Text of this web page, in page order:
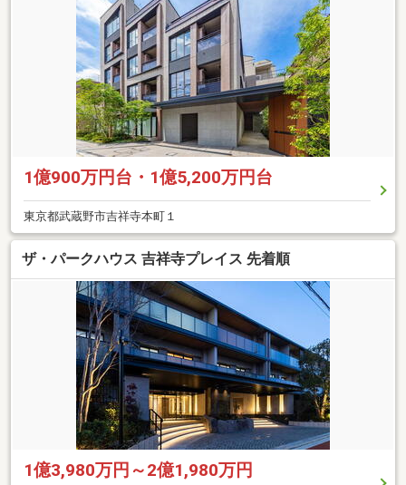
1億900万円台・1億5,200万円台
東京都武蔵野市吉祥寺本町１
ザ・パークハウス 吉祥寺プレイス 先着順
1億3,980万円～2億1,980万円